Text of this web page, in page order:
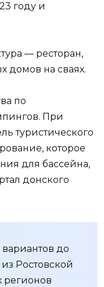
году и
— ресторан,
домов на сваях.
по
При
туристического
которое
для бассейна,
донского
до
Ростовской
регионов